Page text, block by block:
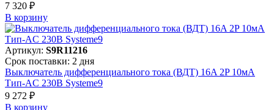
7 320 ₽
В корзинy
Артикул: S9R11216
Срок поставки: 2 дня
Выключатель дифференциального тока (ВДТ) 16A 2P 10мА
Тип-AC 230В Systeme9
9 272 ₽
В корзинy